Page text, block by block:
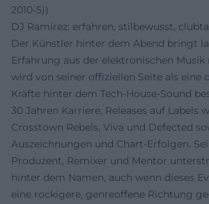
2010-5))
DJ Ramirez: erfahren, stilbewusst,
Der Künstler hinter dem Abend bringt
Erfahrung aus der elektronischen Musik
wird von seiner offiziellen Seite als eine
Kräfte hinter dem Tech-House-Sound
30 Jahren Karriere, Releases auf Labels
Crosstown Rebels, Viva und Defected
Auszeichnungen und Chart-Erfolgen.
Produzent, Remixer und Mentor
hinter dem Namen, auch wenn dieses
eine rockigere, genreoffene Richtung